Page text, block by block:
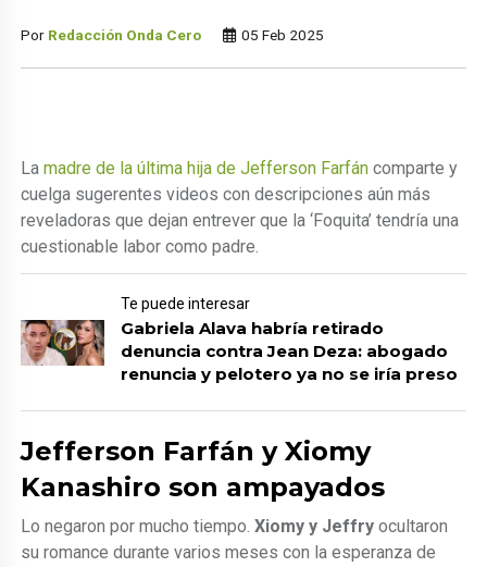
Por Redacción Onda Cero 05 Feb 2025
Lamadre de la última hija de Jefferson Farfán comparte y
cuelga sugerentes videos con descripciones aún más
reveladoras que dejan entrever que la ‘Foquita’ tendría una
cuestionable labor como padre.
Te puede interesar
Gabriela Alava habría retirado
denuncia contra Jean Deza: abogado
renuncia y pelotero ya no se iría preso
Jefferson Farfán y Xiomy
Kanashiro son ampayados
Lo negaron por mucho tiempo.Xiomy y Jeffry ocultaron
su romance durante varios meses con la esperanza de